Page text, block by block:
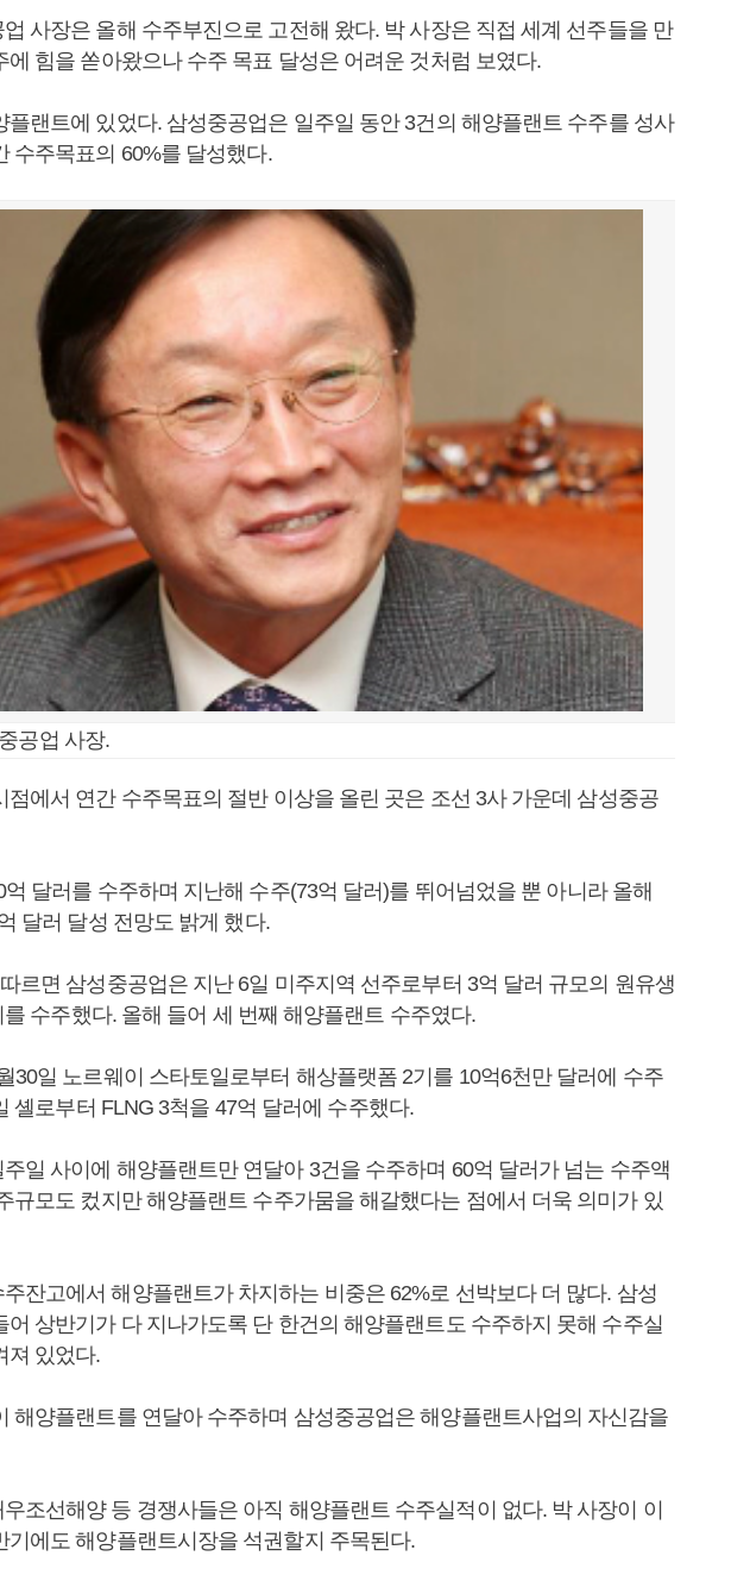
사장은 올해 수주부진으로 고전해 왔다. 박 사장은 직접 세계 선주들을 만
에 힘을 쏟아왔으나 수주 목표 달성은 어려운 것처럼 보였다.
플랜트에 있었다. 삼성중공업은 일주일 동안 3건의 해양플랜트 수주를 성사
수주목표의 60%를 달성했다.
공업 사장.
점에서 연간 수주목표의 절반 이상을 올린 곳은 조선 3사 가운데 삼성중공
달러를 수주하며 지난해 수주(73억 달러)를 뛰어넘었을 뿐 아니라 올해
달러 달성 전망도 밝게 했다.
르면 삼성중공업은 지난 6일 미주지역 선주로부터 3억 달러 규모의 원유생
수주했다. 올해 들어 세 번째 해양플랜트 수주였다.
30일 노르웨이 스타토일로부터 해상플랫폼 2기를 10억6천만 달러에 수주
셸로부터 FLNG 3척을 47억 달러에 수주했다.
일 사이에 해양플랜트만 연달아 3건을 수주하며 60억 달러가 넘는 수주액
규모도 컸지만 해양플랜트 수주가뭄을 해갈했다는 점에서 더욱 의미가 있
잔고에서 해양플랜트가 차지하는 비중은 62%로 선박보다 더 많다. 삼성
어 상반기가 다 지나가도록 단 한건의 해양플랜트도 수주하지 못해 수주실
져 있었다.
해양플랜트를 연달아 수주하며 삼성중공업은 해양플랜트사업의 자신감을
조선해양 등 경쟁사들은 아직 해양플랜트 수주실적이 없다. 박 사장이 이
기에도 해양플랜트시장을 석권할지 주목된다.